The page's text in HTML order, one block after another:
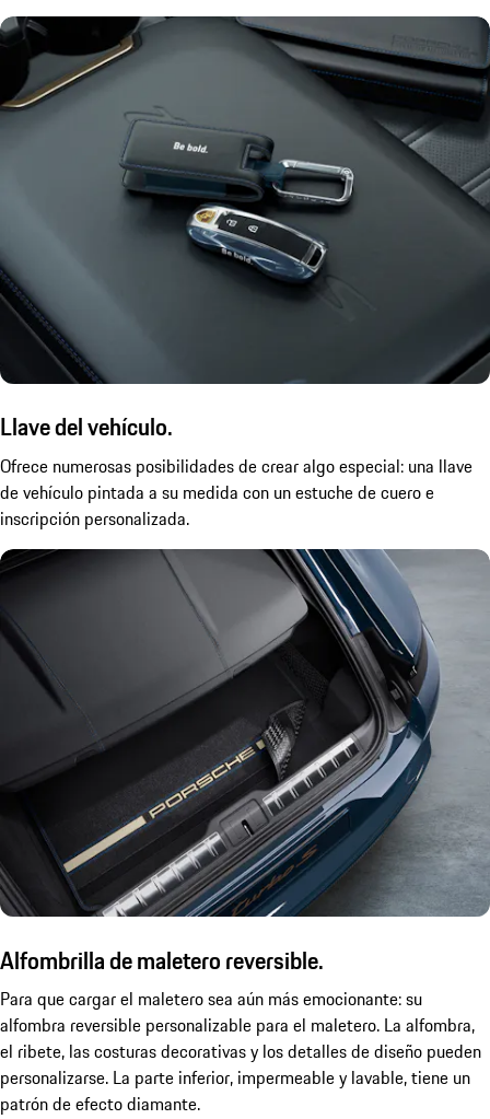
Llave del vehículo.
Ofrece numerosas posibilidades de crear algo especial: una llave
de vehículo pintada a su medida con un estuche de cuero e
inscripción personalizada.
Alfombrilla de maletero reversible.
Para que cargar el maletero sea aún más emocionante: su
alfombra reversible personalizable para el maletero. La alfombra,
el ribete, las costuras decorativas y los detalles de diseño pueden
personalizarse. La parte inferior, impermeable y lavable, tiene un
patrón de efecto diamante.